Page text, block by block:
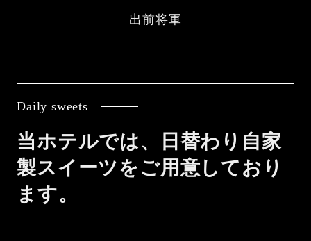
出前将軍
Daily sweets
当ホテルでは、日替わり自家
製スイーツをご用意しており
ます。